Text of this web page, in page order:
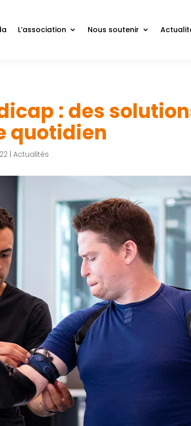
L’association Nous soutenir
: des
quotidien
| Actualités